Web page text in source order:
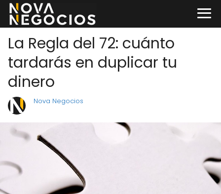
La Regla del 72: cuánto
tardarás en duplicar tu
dinero
Nova Negocios